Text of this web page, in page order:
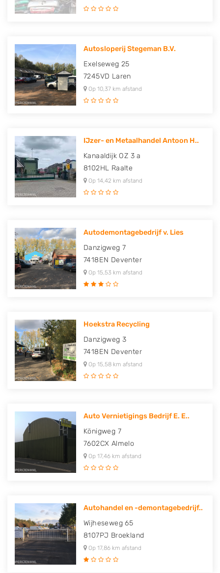
Autosloperij Stegeman B.V.
Exelseweg 25
7245VD Laren
Op 10,37 km afstand
IJzer- en Metaalhandel Antoon H..
Kanaaldijk OZ 3 a
8102HL Raalte
Op 14,42 km afstand
Autodemontagebedrijf v. Lies
Danzigweg 7
7418EN Deventer
Op 15,53 km afstand
Hoekstra Recycling
Danzigweg 3
7418EN Deventer
Op 15,58 km afstand
Auto Vernietigings Bedrijf E. E..
Königweg 7
7602CX Almelo
Op 17,46 km afstand
Autohandel en -demontagebedrijf..
Wijheseweg 65
8107PJ Broekland
Op 17,86 km afstand